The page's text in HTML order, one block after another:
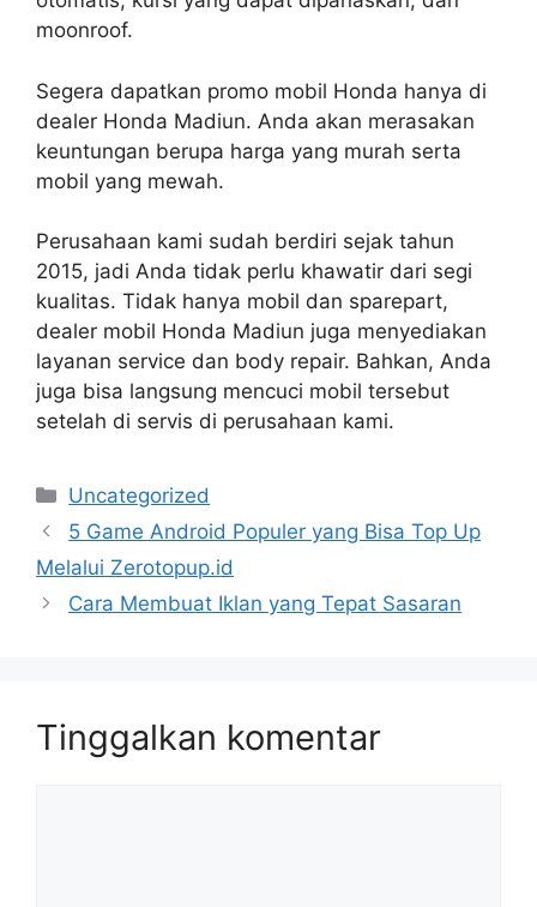
moonroof.
Segera dapatkan promo mobil Honda hanya di
dealer Honda Madiun. Anda akan merasakan
keuntungan berupa harga yang murah serta
mobil yang mewah.
Perusahaan kami sudah berdiri sejak tahun
2015, jadi Anda tidak perlu khawatir dari segi
kualitas. Tidak hanya mobil dan sparepart,
dealer mobil Honda Madiun juga menyediakan
layanan service dan body repair. Bahkan, Anda
juga bisa langsung mencuci mobil tersebut
setelah di servis di perusahaan kami.
Kategori
Uncategorized
5 Game Android Populer yang Bisa Top Up
Melalui Zerotopup.id
Cara Membuat Iklan yang Tepat Sasaran
Tinggalkan komentar